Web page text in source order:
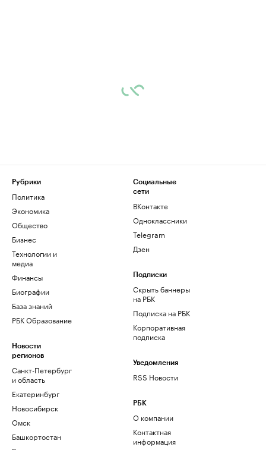
Рубрики
Политика
Экономика
Общество
Бизнес
Технологии и
медиа
Финансы
Биографии
База знаний
РБК Образование
Новости
регионов
Санкт-Петербург
и область
Екатеринбург
Новосибирск
Омск
Башкортостан
Социальные
сети
ВКонтакте
Одноклассники
Telegram
Дзен
Подписки
Скрыть баннеры
на РБК
Подписка на РБК
Корпоративная
подписка
Уведомления
RSS Новости
РБК
О компании
Контактная
информация